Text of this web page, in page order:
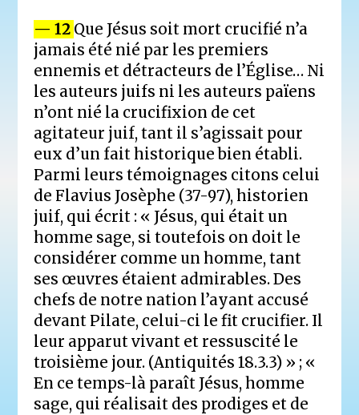
— 12 Que Jésus soit mort crucifié n’a
jamais été nié par les premiers
ennemis et détracteurs de l’Église… Ni
les auteurs juifs ni les auteurs païens
n’ont nié la crucifixion de cet
agitateur juif, tant il s’agissait pour
eux d’un fait historique bien établi.
Parmi leurs témoignages citons celui
de Flavius Josèphe (37-97), historien
juif, qui écrit : « Jésus, qui était un
homme sage, si toutefois on doit le
considérer comme un homme, tant
ses œuvres étaient admirables. Des
chefs de notre nation l’ayant accusé
devant Pilate, celui-ci le fit crucifier. Il
leur apparut vivant et ressuscité le
troisième jour. (Antiquités 18.3.3) » ; «
En ce temps-là paraît Jésus, homme
sage, qui réalisait des prodiges et de